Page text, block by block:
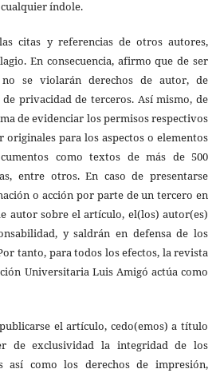
índole.
citas y referencias de otros autores,
En consecuencia, afirmo que de ser
se violarán derechos de autor, de
privacidad de terceros. Así mismo, de
de evidenciar los permisos respectivos
originales para los aspectos o elementos
como textos de más de 500
entre otros. En caso de presentarse
o acción por parte de un tercero en
autor sobre el artículo, el(los) autor(es)
y saldrán en defensa de los
tanto, para todos los efectos, la revista
Universitaria Luis Amigó actúa como
el artículo, cedo(emos) a título
de exclusividad la integridad de los
así como los derechos de impresión,